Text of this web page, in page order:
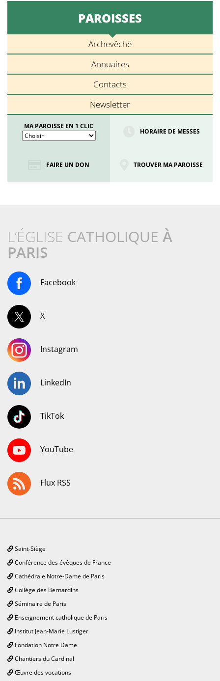
PAROISSES
Archevêché
Annuaires
Contacts
Newsletter
MA PAROISSE EN 1 CLIC
HORAIRE DE MESSES
FAIRE UN DON TROUVER MA PAROISSE
L’ÉGLISE CATHOLIQUE À
PARIS
Facebook
X
Instagram
LinkedIn
TikTok
YouTube
Flux RSS
Saint-Siège
Conférence des évêques de France
Cathédrale Notre-Dame de Paris
Collège des Bernardins
Séminaire de Paris
Enseignement catholique de Paris
Institut Jean-Marie Lustiger
Fondation Notre Dame
Chantiers du Cardinal
Œuvre des vocations